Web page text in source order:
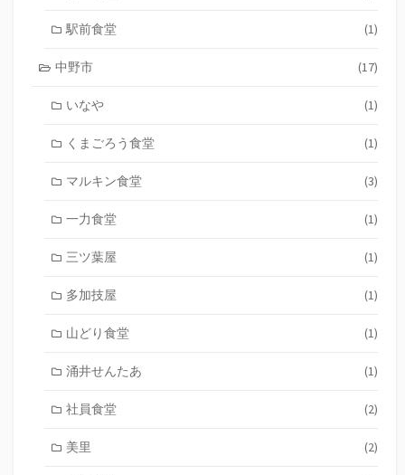
駅前食堂 (1)
中野市 (17)
いなや (1)
くまごろう食堂 (1)
マルキン食堂 (3)
一力食堂 (1)
三ツ葉屋 (1)
多加技屋 (1)
山どり食堂 (1)
涌井せんたあ (1)
社員食堂 (2)
美里 (2)